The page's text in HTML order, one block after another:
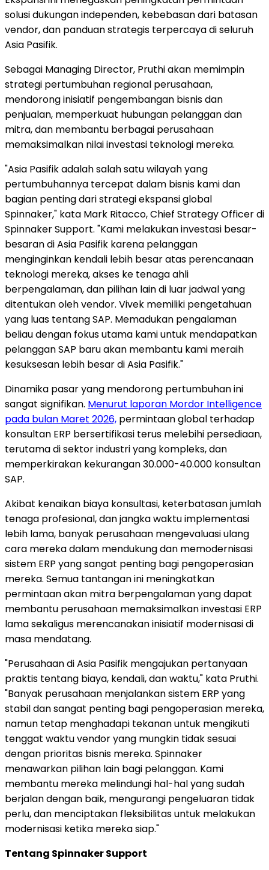
solusi dukungan independen, kebebasan dari batasan
vendor, dan panduan strategis terpercaya di seluruh
Asia Pasifik.
Sebagai Managing Director, Pruthi akan memimpin
strategi pertumbuhan regional perusahaan,
mendorong inisiatif pengembangan bisnis dan
penjualan, memperkuat hubungan pelanggan dan
mitra, dan membantu berbagai perusahaan
memaksimalkan nilai investasi teknologi mereka.
"Asia Pasifik adalah salah satu wilayah yang
pertumbuhannya tercepat dalam bisnis kami dan
bagian penting dari strategi ekspansi global
Spinnaker," kata Mark Ritacco, Chief Strategy Officer di
Spinnaker Support. "Kami melakukan investasi besar-
besaran di Asia Pasifik karena pelanggan
menginginkan kendali lebih besar atas perencanaan
teknologi mereka, akses ke tenaga ahli
berpengalaman, dan pilihan lain di luar jadwal yang
ditentukan oleh vendor. Vivek memiliki pengetahuan
yang luas tentang SAP. Memadukan pengalaman
beliau dengan fokus utama kami untuk mendapatkan
pelanggan SAP baru akan membantu kami meraih
kesuksesan lebih besar di Asia Pasifik."
Dinamika pasar yang mendorong pertumbuhan ini
sangat signifikan. Menurut laporan Mordor Intelligence
pada bulan Maret 2026, permintaan global terhadap
konsultan ERP bersertifikasi terus melebihi persediaan,
terutama di sektor industri yang kompleks, dan
memperkirakan kekurangan 30.000-40.000 konsultan
SAP.
Akibat kenaikan biaya konsultasi, keterbatasan jumlah
tenaga profesional, dan jangka waktu implementasi
lebih lama, banyak perusahaan mengevaluasi ulang
cara mereka dalam mendukung dan memodernisasi
sistem ERP yang sangat penting bagi pengoperasian
mereka. Semua tantangan ini meningkatkan
permintaan akan mitra berpengalaman yang dapat
membantu perusahaan memaksimalkan investasi ERP
lama sekaligus merencanakan inisiatif modernisasi di
masa mendatang.
"Perusahaan di Asia Pasifik mengajukan pertanyaan
praktis tentang biaya, kendali, dan waktu," kata Pruthi.
"Banyak perusahaan menjalankan sistem ERP yang
stabil dan sangat penting bagi pengoperasian mereka,
namun tetap menghadapi tekanan untuk mengikuti
tenggat waktu vendor yang mungkin tidak sesuai
dengan prioritas bisnis mereka. Spinnaker
menawarkan pilihan lain bagi pelanggan. Kami
membantu mereka melindungi hal-hal yang sudah
berjalan dengan baik, mengurangi pengeluaran tidak
perlu, dan menciptakan fleksibilitas untuk melakukan
modernisasi ketika mereka siap."
Tentang Spinnaker Support